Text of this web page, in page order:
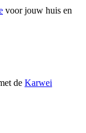
voor jouw huis en
de Karwei